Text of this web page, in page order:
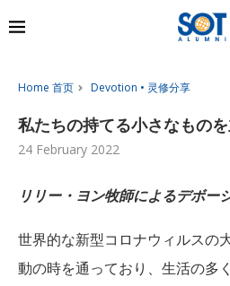
Home 首页 Devotion • 灵修分享
私たちの持てる小さなもの
24 February 2022
リリー・ヨン牧師によるデボー
世界的な新型コロナウィルスの
動の時を通っており、生活の多